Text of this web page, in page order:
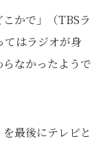
かで」（TBSラ
てはラジオが身
なかったようで
最後にテレビと